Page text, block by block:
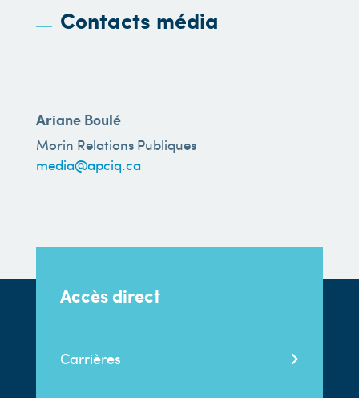
Contacts média
Ariane Boulé
Morin Relations Publiques
media@apciq.ca
Accès direct
Carrières